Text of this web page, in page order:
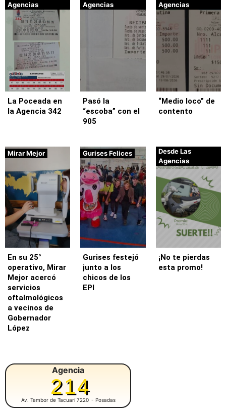
Agencias
La Poceada en
la Agencia 342
Agencias
Pasó la
“escoba” con el
905
Agencias
“Medio loco” de
contento
Mirar Mejor
En su 25°
operativo, Mirar
Mejor acercó
servicios
oftalmológicos
a vecinos de
Gobernador
López
Gurises Felices
Gurises festejó
junto a los
chicos de los
EPI
Desde Las
Agencias
¡No te pierdas
esta promo!
Agencia
214
Av. Tambor de Tacuarí 7220 - Posadas